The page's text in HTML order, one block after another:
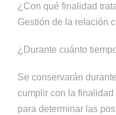
¿Con qué finalidad
Gestión de la relación
¿Durante cuánto
Se conservarán
cumplir con la
para determinar las